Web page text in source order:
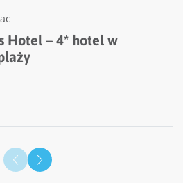
Hotel – 4* hotel w